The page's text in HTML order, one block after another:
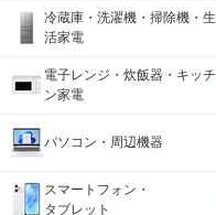
冷蔵庫・洗濯機・掃除機・生
活家電
電子レンジ・炊飯器・キッチ
ン家電
パソコン・周辺機器
スマートフォン・
タブレット